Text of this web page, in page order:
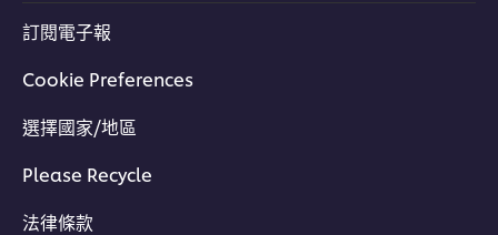
訂閱電子報
Cookie Preferences
選擇國家/地區
Please Recycle
法律條款